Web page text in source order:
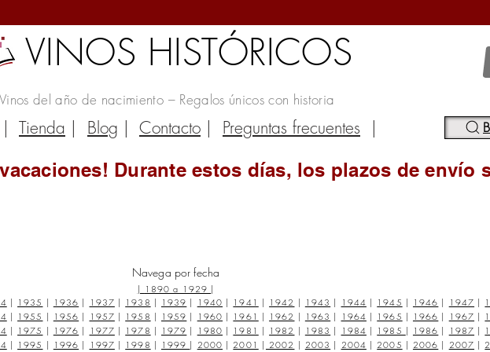
VINOS HISTÓRICOS
Vinos del año de nacimiento – Regalos únicos con historia
| Tienda | Blog | Contacto | Preguntas frecuentes |
Durante estos días, los plazos de envío
Navega por fecha
| 1890 a 1929 |
| 1935 | 1936 | 1937 | 1938 | 1939 | 1940 | 1941 | 1942 | 1943 | 1944 | 1945 | 1946 | 1947 |
| 1955 | 1956 | 1957 | 1958 | 1959 | 1960 | 1961 | 1962 | 1963 | 1964 | 1965 | 1966 | 1967 |
| 1975 | 1976 | 1977 | 1978 | 1979 | 1980 | 1981 | 1982 | 1983 | 1984 | 1985 | 1986 | 1987 |
| 1995 | 1996 | 1997 | 1998 | 1999 | 2000 | 2001 | 2002 | 2003 | 2004 | 2005 | 2006 | 2007 |